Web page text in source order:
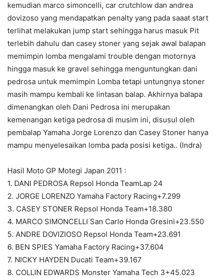
kemudian marco simoncelli, car crutchlow dan andrea
dovizoso yang mendapatkan penalty yang pada saaat start
terlihat melakukan jump start sehingga harus masuk Pit
terlebih dahulu dan casey stoner yang sejak awal balapan
memimpin lomba mengalami trouble dengan motornya
hingga masuk ke gravel sehingga menguntungkan dani
pedrosa untuk memimpin Lomba tetapi untungnya stoner
masih mampu kembali ke lintasan balap. Akhirnya balapa
dimenangkan oleh Dani Pedrosa ini merupakan
kemenangan ketiga pedrosa di musim ini, disusul oleh
pembalap Yamaha Jorge Lorenzo dan Casey Stoner hanya
mampu menyelesaikan lomba pada posisi ketiga.. (Indra)
Hasil Moto GP Motegi Japan 2011 :
1. DANI PEDROSA Repsol Honda TeamLap 24
2. JORGE LORENZO Yamaha Factory Racing+7.299
3. CASEY STONER Repsol Honda Team+18.380
4. MARCO SIMONCELLI San Carlo Honda Gresini+23.550
5. ANDRE DOVIZIOSO Repsol Honda Team+23.691
6. BEN SPIES Yamaha Factory Racing+37.604
7. NICKY HAYDEN Ducati Team+39.167
8. COLLIN EDWARDS Monster Yamaha Tech 3+45.023